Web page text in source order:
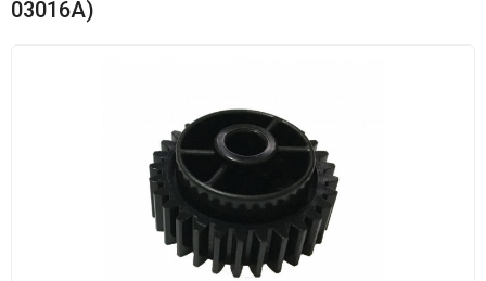
03016A)